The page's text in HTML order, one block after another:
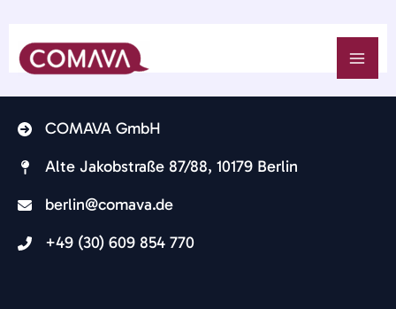
Inhalt
springen
COMAVA GmbH
Alte Jakobstraße 87/88, 10179 Berlin​
berlin@comava.de​
+49 (30) 609 854 770